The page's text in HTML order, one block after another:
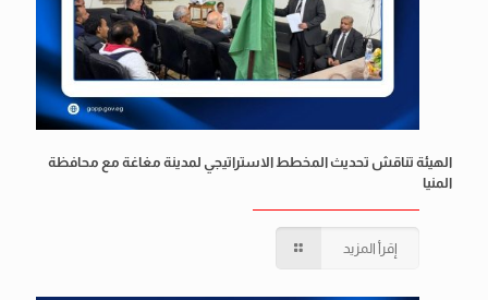
الهيئة تناقش تحديث المخطط الاستراتيجي لمدينة مغاغة مع محافظة
المنيا
إقرأ المزيد